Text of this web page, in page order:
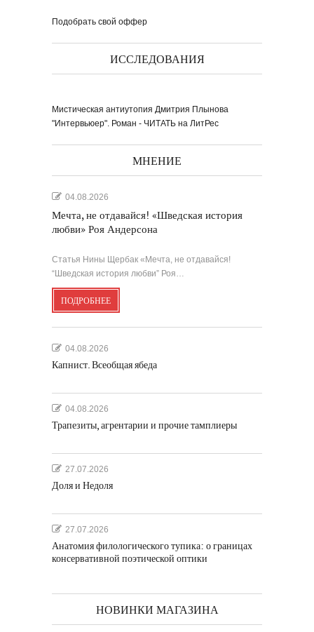
Подобрать свой оффер
ИССЛЕДОВАНИЯ
Мистическая антиутопия Дмитрия Плынова
"Интервьюер". Роман - ЧИТАТЬ на ЛитРес
МНЕНИЕ
04.08.2026
Мечта, не отдавайся! «Шведская история
любви» Роя Андерсона
Статья Нины Щербак «Мечта, не отдавайся!
“Шведская история любви” Роя…
ПОДРОБНЕЕ
04.08.2026
Капнист. Всеобщая ябеда
04.08.2026
Трапезиты, агрентарии и прочие тамплиеры
27.07.2026
Доля и Недоля
27.07.2026
Анатомия филологического тупика: о границах
консервативной поэтической оптики
НОВИНКИ МАГАЗИНА